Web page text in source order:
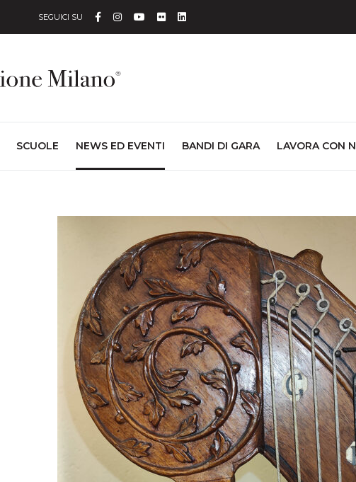
SEGUICI SU Facebook
Instagram
YouTube
FlickrLinkedin
SCUOLE NEWS ED EVENTI BANDI DI GARA LAVORA CON